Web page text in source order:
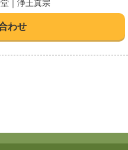
｜浄土真宗
わせ